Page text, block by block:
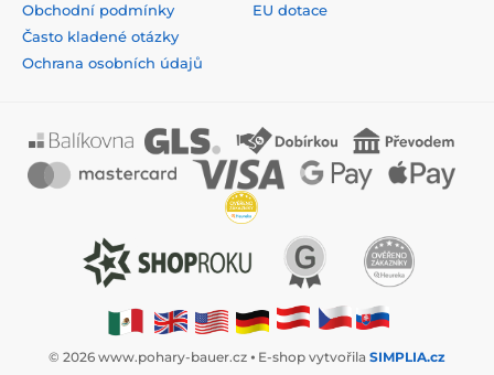
Obchodní podmínky
Často kladené otázky
Ochrana osobních údajů
EU dotace
© 2026 www.pohary-bauer.cz ⦁ E-shop vytvořila SIMPLIA.cz